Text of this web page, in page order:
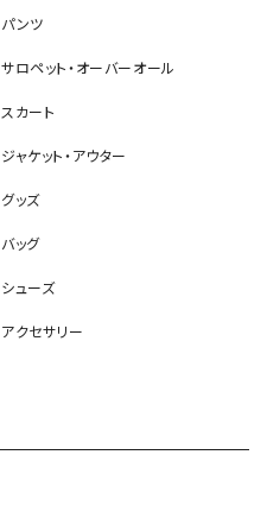
パンツ
サロペット・オーバーオール
スカート
ジャケット・アウター
グッズ
バッグ
シューズ
アクセサリー